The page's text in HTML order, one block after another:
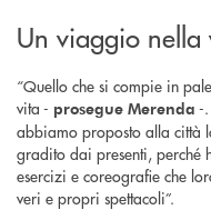
Un viaggio nella
“Quello che si compie in
vita - prosegue Merenda -
abbiamo proposto alla città
gradito dai presenti, perché
esercizi e coreografie che
veri e propri spettacoli”.